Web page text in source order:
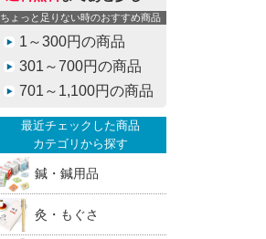
ちょっと足りない時のおすすめ商品
1～300円の商品
301～700円の商品
701～1,100円の商品
最近チェックした商品
カテゴリから探す
鍼・鍼用品
灸・もぐさ